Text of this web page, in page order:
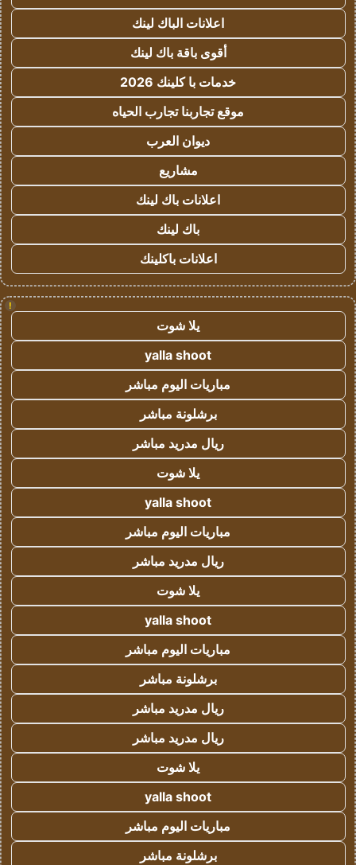
اعلانات الباك لينك
أقوى باقة باك لينك
خدمات با كلينك 2026
موقع تجاربنا تجارب الحياه
ديوان العرب
مشاريع
اعلانات باك لينك
باك لينك
اعلانات باكلينك
!
يلا شوت
yalla shoot
مباريات اليوم مباشر
برشلونة مباشر
ريال مدريد مباشر
يلا شوت
yalla shoot
مباريات اليوم مباشر
ريال مدريد مباشر
يلا شوت
yalla shoot
مباريات اليوم مباشر
برشلونة مباشر
ريال مدريد مباشر
ريال مدريد مباشر
يلا شوت
yalla shoot
مباريات اليوم مباشر
برشلونة مباشر